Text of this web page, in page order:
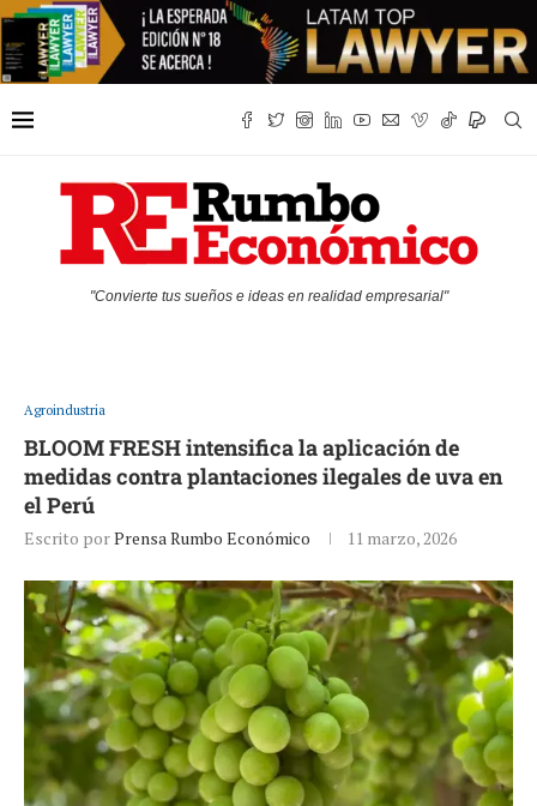
"Convierte tus sueños e ideas en realidad empresarial"
Agroindustria
BLOOM FRESH intensifica la aplicación de
medidas contra plantaciones ilegales de uva en
el Perú
Escrito porPrensa Rumbo Económico 11 marzo, 2026